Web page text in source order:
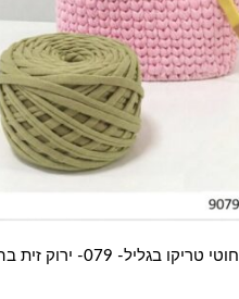
חוטי טריקו בגליל- 079- ירוק זית בהיר